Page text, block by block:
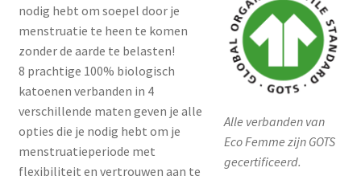
Alle verbanden van
Eco Femme zijn GOTS
gecertificeerd.
nodig hebt om soepel door je
menstruatie te heen te komen
zonder de aarde te belasten!
8 prachtige 100% biologisch
katoenen verbanden in 4
verschillende maten geven je alle
opties die je nodig hebt om je
menstruatieperiode met
flexibiliteit en vertrouwen aan te